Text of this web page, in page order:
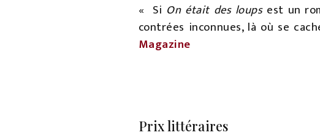
« Si On était des loupsest un
contrées inconnues, là où se
Magazine
Prix littéraires